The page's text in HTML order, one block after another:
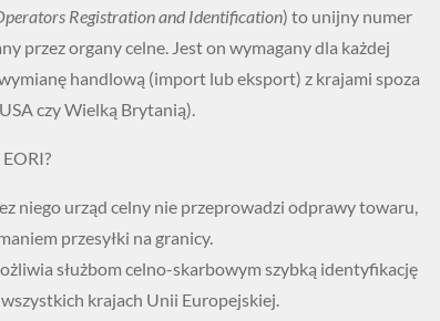
Registration and Identification) to unijny numer
przez organy celne. Jest on wymagany dla każdej
handlową (import lub eksport) z krajami spoza
czy Wielką Brytanią).
niego urząd celny nie przeprowadzi odprawy towaru,
przesyłki na granicy.
służbom celno-skarbowym szybką identyfikację
krajach Unii Europejskiej.